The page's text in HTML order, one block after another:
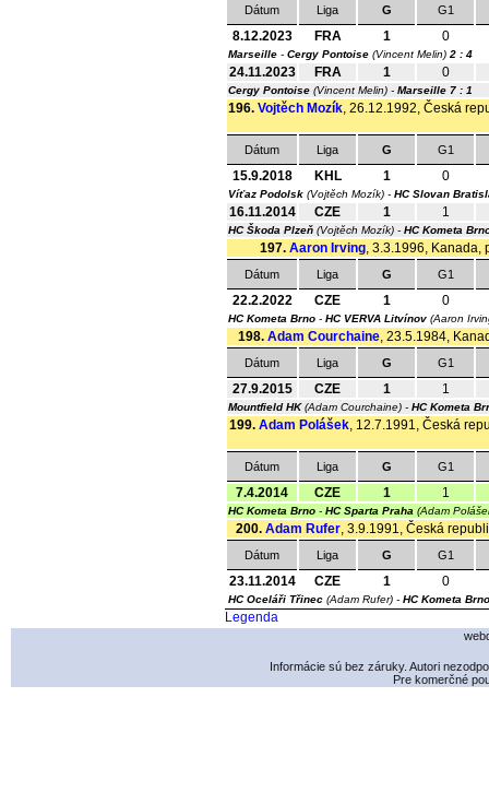
Dátum Liga G G1
8.12.2023 FRA 1 0
Marseille - Cergy Pontoise (Vincent Melin) 2 : 4
24.11.2023 FRA 1 0
Cergy Pontoise (Vincent Melin) - Marseille 7 : 1
196. Vojtěch Mozík, 26.12.1992, Česká
Dátum Liga G G1
15.9.2018 KHL 1 0
Víťaz Podolsk (Vojtěch Mozík) - HC Slovan
16.11.2014 CZE 1 1
HC Škoda Plzeň (Vojtěch Mozík) - HC Kometa
197. Aaron Irving, 3.3.1996, Kanada,
Dátum Liga G G1
22.2.2022 CZE 1 0
HC Kometa Brno - HC VERVA Litvínov (Aaron
198. Adam Courchaine, 23.5.1984,
Dátum Liga G G1
27.9.2015 CZE 1 1
Mountfield HK(Adam Courchaine) - HC Kometa
199. Adam Polášek, 12.7.1991, Česká
Dátum Liga G G1
7.4.2014 CZE 1 1
HC Kometa Brno - HC Sparta Praha (Adam
200. Adam Rufer, 3.9.1991, Česká
Dátum Liga G G1
23.11.2014 CZE 1 0
HC Oceláři Třinec (Adam Rufer) - HC Kometa Brno
Legenda
Informácie sú bez záruky. Autori
Pre komerčné